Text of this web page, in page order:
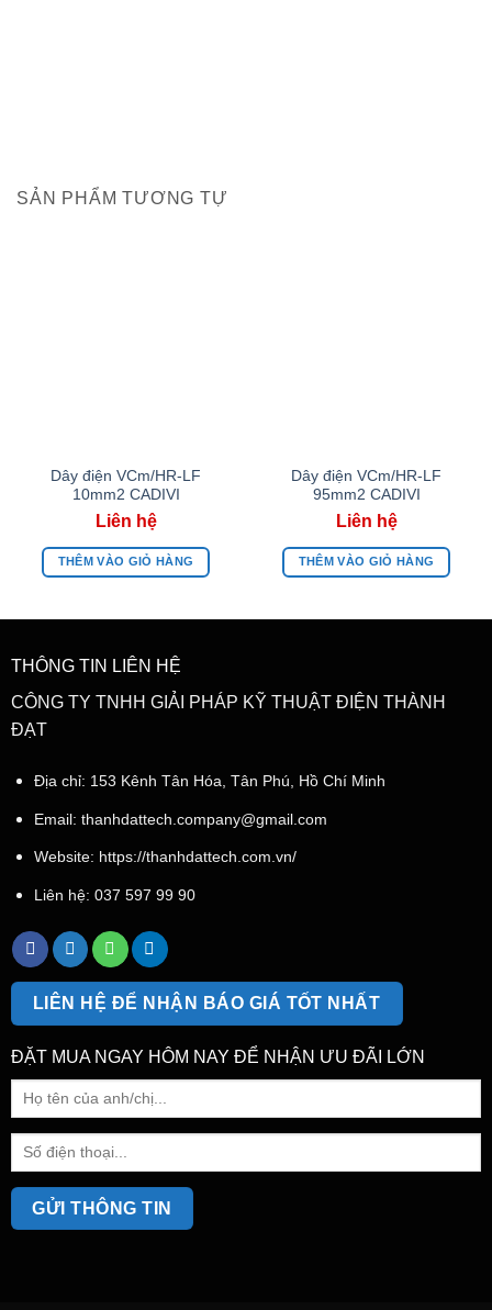
SẢN PHẨM TƯƠNG TỰ
Dây điện VCm/HR-LF
10mm2 CADIVI
THÊM VÀO GIỎ HÀNG
Dây điện VCm/HR-LF
95mm2 CADIVI
THÊM VÀO GIỎ HÀNG
THÔNG TIN LIÊN HỆ
CÔNG TY TNHH GIẢI PHÁP KỸ THUẬT ĐIỆN THÀNH
ĐẠT
Địa chỉ: 153 Kênh Tân Hóa, Tân Phú, Hồ Chí Minh
Email: thanhdattech.company@gmail.com
Website: https://thanhdattech.com.vn/
Liên hệ: 037 597 99 90
LIÊN HỆ ĐỂ NHẬN BÁO GIÁ TỐT NHẤT
ĐẶT MUA NGAY HÔM NAY ĐỂ NHẬN ƯU ĐÃI LỚN